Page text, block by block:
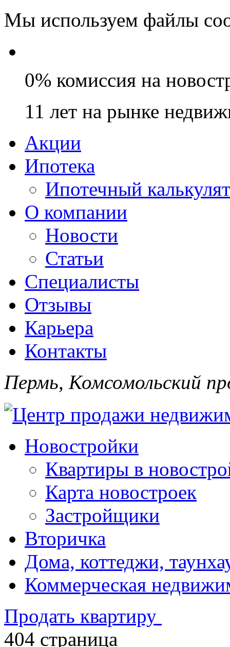
Мы используем файлы
0% комиссия на
11 лет на рынке
Акции
Ипотека
Ипотечный
О компании
Новости
Статьи
Специалисты
Отзывы
Карьера
Контакты
Пермь, Комсомольский
Новостройки
Квартиры в
Карта новостроек
Застройщики
Вторичка
Дома, коттеджи,
Коммерческая
Продать квартиру
404 страница